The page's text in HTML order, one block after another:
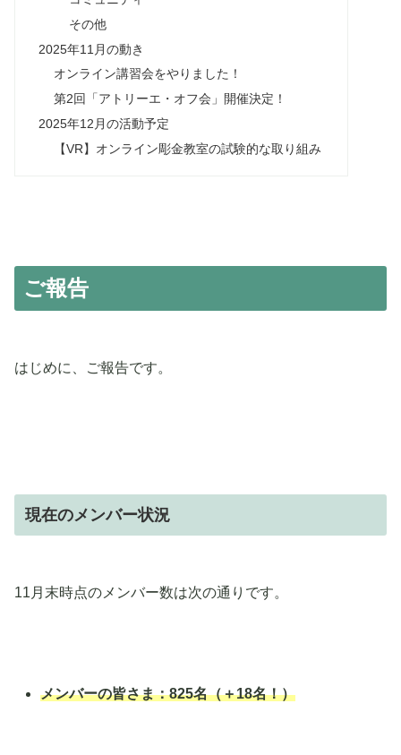
その他
2025年11月の動き
オンライン講習会をやりました！
第2回「アトリーエ・オフ会」開催決定！
2025年12月の活動予定
【VR】オンライン彫金教室の試験的な取り組み
ご報告
はじめに、ご報告です。
現在のメンバー状況
11月末時点のメンバー数は次の通りです。
メンバーの皆さま：825名（＋18名！）